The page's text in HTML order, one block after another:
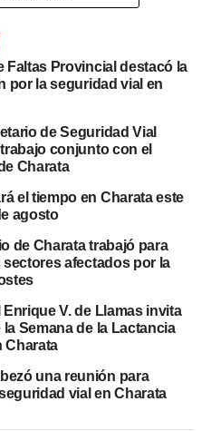
reserva de
en
de usuario
reciente de la aplicación,
Cuenta y finalmente a la
para todo el mundo, una
magnitud de su base de
es inevitable y
que alguien pierda el
de usuario en
Faltas Provincial destacó la
por la seguridad vial en
de Seguridad Vial
conjunto con el
Charata
el tiempo en Charata este
agosto
de Charata trabajó para
sectores afectados por la
Enrique V. de Llamas invita
la Semana de la Lactancia
Charata
una reunión para
vial en Charata